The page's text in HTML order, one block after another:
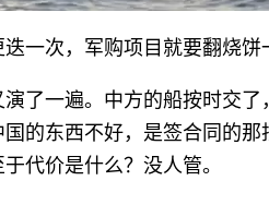
一次，军购项目就要翻烧饼
了一遍。中方的船按时交了
的东西不好，是签合同的
代价是什么？没人管。